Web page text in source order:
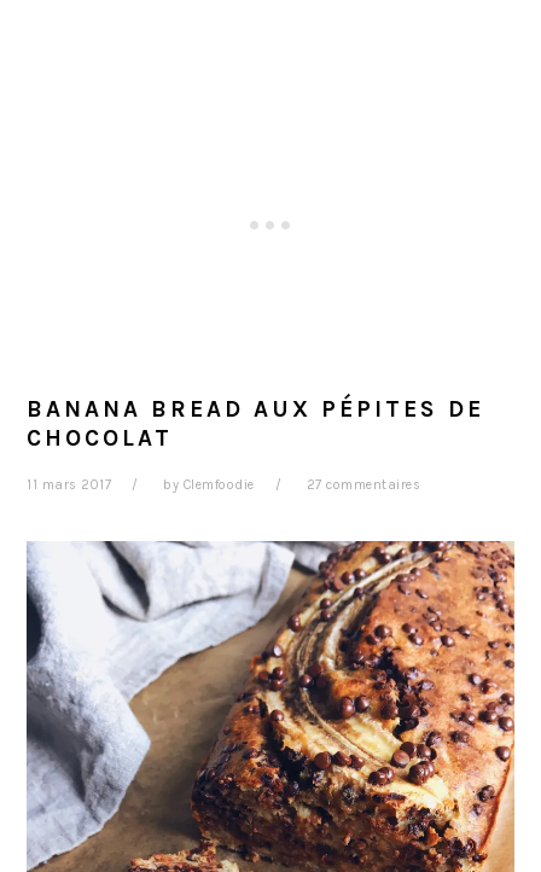
BANANA BREAD AUX PÉPITES DE
CHOCOLAT
11 mars 2017 by Clemfoodie 27 commentaires